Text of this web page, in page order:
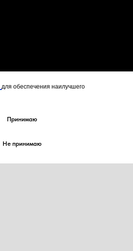
для обеспечения наилучшего
Принимаю
Не принимаю